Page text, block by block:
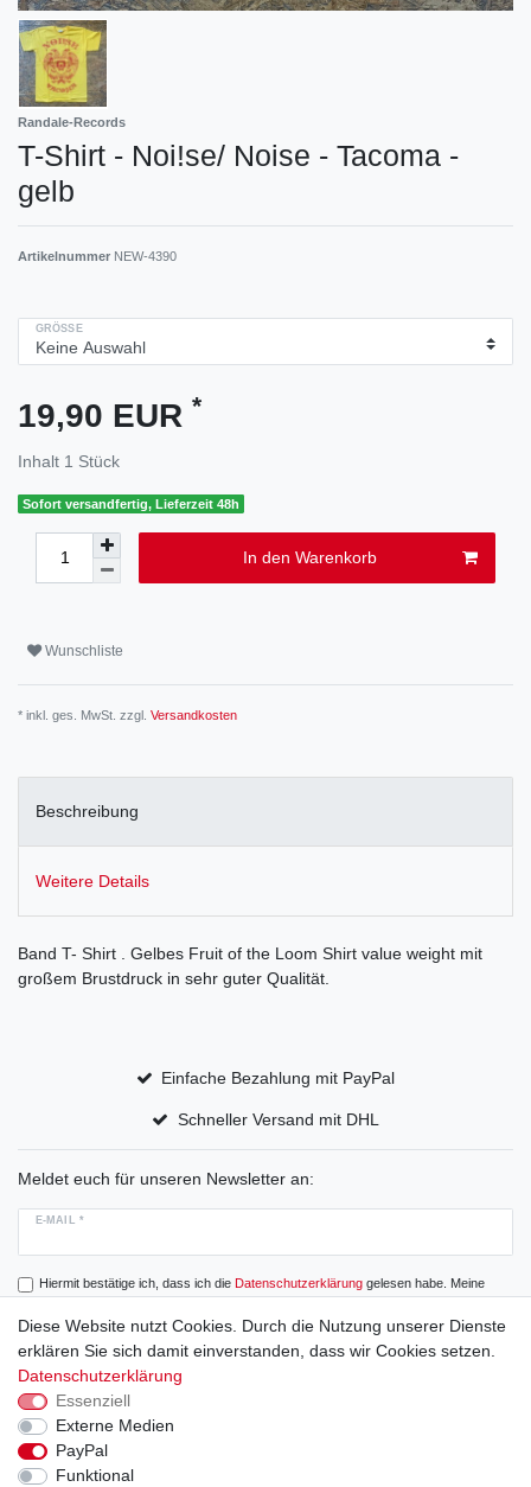
Randale-Records
T-Shirt - Noi!se/ Noise - Tacoma -
gelb
Artikelnummer NEW-4390
GRÖSSE
19,90 EUR *
Inhalt 1 Stück
Sofort versandfertig, Lieferzeit 48h
In den Warenkorb
Wunschliste
* inkl. ges. MwSt. zzgl. Versandkosten
Beschreibung
Weitere Details
Band T- Shirt . Gelbes Fruit of the Loom Shirt value weight mit
großem Brustdruck in sehr guter Qualität.
Einfache Bezahlung mit PayPal
Schneller Versand mit DHL
Meldet euch für unseren Newsletter an:
E-MAIL *
Hiermit bestätige ich, dass ich die Daten­schutz­erklärunggelesen habe. Meine
Einwilligung kann ich jederzeit widerrufen.
Abonnieren
Widerrufs­recht
Diese Website nutzt Cookies. Durch die Nutzung unserer Dienste
erklären Sie sich damit einverstanden, dass wir Cookies setzen.
Datenschutzerklärung
Essenziell
Externe Medien
PayPal
Funktional